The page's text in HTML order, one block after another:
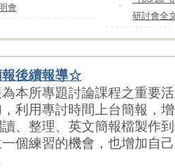
會 ˙
研討會全
後續報導☆
本所專題討論課程之重要
利用專討時間上台簡報，
、整理、英文簡報檔製作
個練習的機會，也增加自